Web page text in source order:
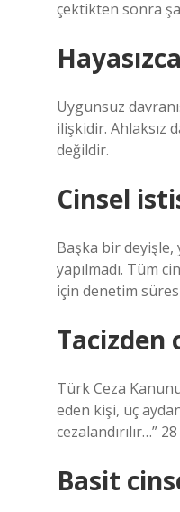
çektikten sonra
Uygunsuz
ilişkidir. Ahlaksız
değildir.
Cinsel
Başka bir
yapılmadı. Tüm
için denetim
Tacizden
Türk Ceza
eden kişi, üç
cezalandırılır…”
Basit